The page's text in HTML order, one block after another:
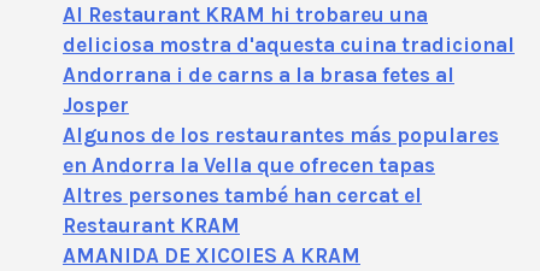
Al Restaurant KRAM hi trobareu una
deliciosa mostra d'aquesta cuina tradicional
Andorrana i de carns a la brasa fetes al
Josper
Algunos de los restaurantes más populares
en Andorra la Vella que ofrecen tapas
Altres persones també han cercat el
Restaurant KRAM
AMANIDA DE XICOIES A KRAM